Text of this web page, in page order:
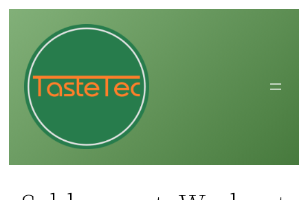
springen